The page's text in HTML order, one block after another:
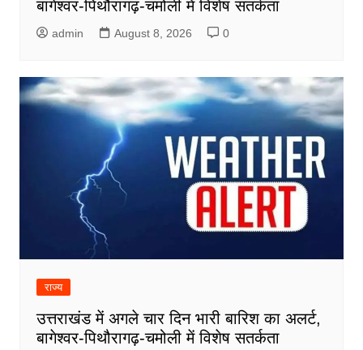
बागेश्वर-पिथौरागढ़-चमोली में विशेष सतर्कता
admin August 8, 2026 0
राज्य
उत्तराखंड में अगले चार दिन भारी बारिश का अलर्ट,
बागेश्वर-पिथौरागढ़-चमोली में विशेष सतर्कता